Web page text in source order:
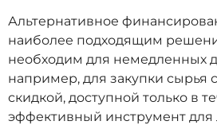
Альтернативное
наиболее подходящим
необходим для немедленных
например, для закупки сырья
скидкой, доступной только в
эффективный инструмент для